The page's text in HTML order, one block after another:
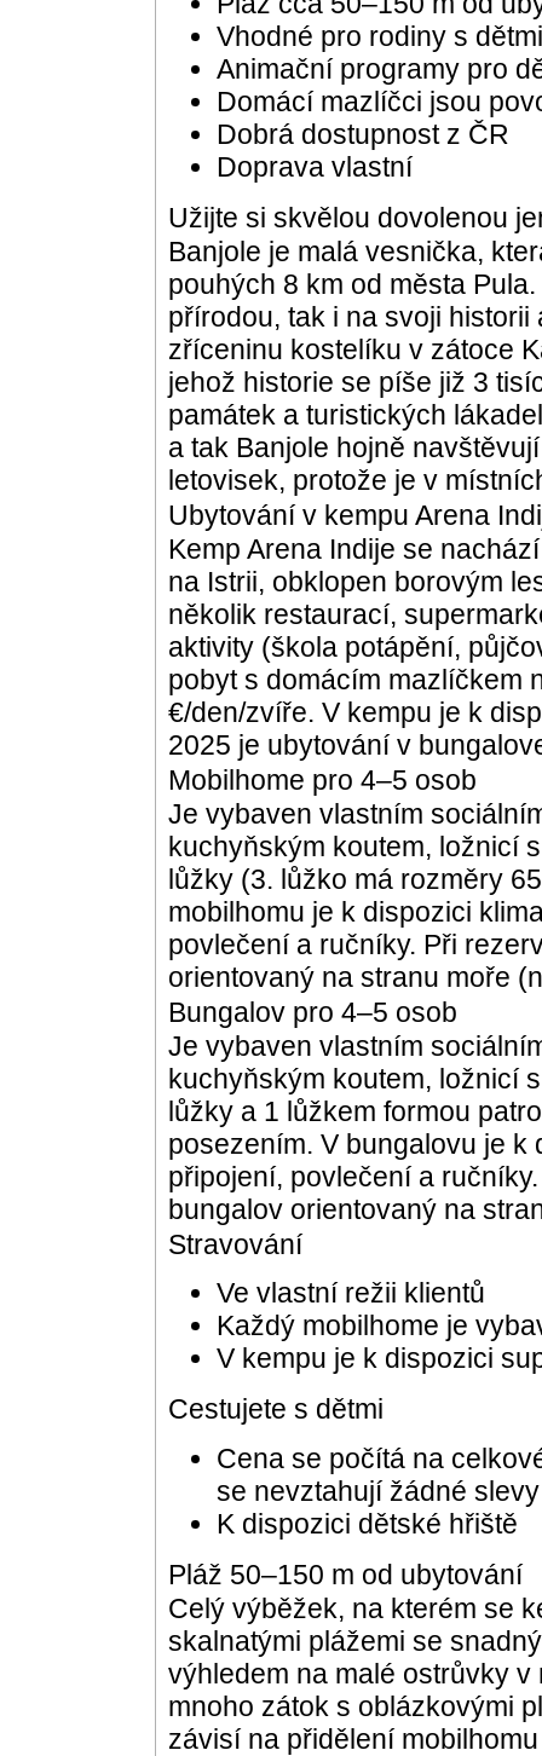
Vhodné pro rodiny s dětmi
Animační programy pro
Domácí mazlíčci jsou
Dobrá dostupnost z ČR
Doprava vlastní
Užijte si skvělou dovolenou
Banjole je malá vesnička,
pouhých 8 km od města
přírodou, tak i na svoji
zříceninu kostelíku v zátoce
jehož historie se píše již 3
památek a turistických
a tak Banjole hojně
letovisek, protože je v
Ubytování v kempu Arena
Kemp Arena Indije se
na Istrii, obklopen borovým
několik restaurací,
aktivity (škola potápění,
pobyt s domácím mazlíčkem
€/den/zvíře. V kempu je k
2025 je ubytování v
Mobilhome pro 4–5 osob
Je vybaven vlastním
kuchyňským koutem, ložnicí
lůžky (3. lůžko má rozměry
mobilhomu je k dispozici
povlečení a ručníky. Při
orientovaný na stranu moře
Bungalov pro 4–5 osob
Je vybaven vlastním
kuchyňským koutem, ložnicí
lůžky a 1 lůžkem formou
posezením. V bungalovu je k
připojení, povlečení a
bungalov orientovaný na
Stravování
Ve vlastní režii klientů
Každý mobilhome je
V kempu je k dispozici
Cestujete s dětmi
Cena se počítá na
se nevztahují žádné
K dispozici dětské hřiště
Pláž 50–150 m od ubytování
Celý výběžek, na kterém se
skalnatými plážemi se
výhledem na malé ostrůvky
mnoho zátok s oblázkovými
závisí na přidělení